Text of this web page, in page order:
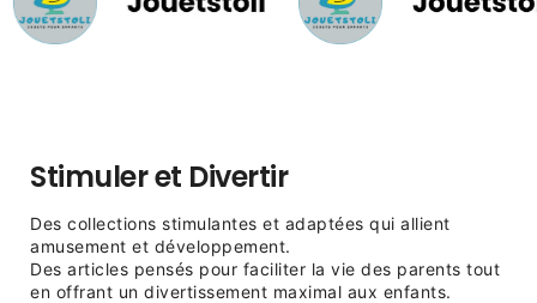
Stimuler et Divertir
Des collections stimulantes et adaptées qui allient
amusement et développement.
Des articles pensés pour faciliter la vie des parents tout
en offrant un divertissement maximal aux enfants.